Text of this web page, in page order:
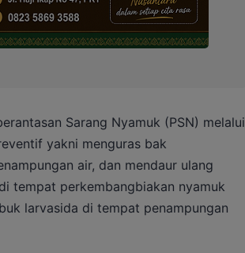
Sarang Nyamuk (PSN) melalui
yakni menguras bak
air, dan mendaur ulang
tempat perkembangbiakan nyamuk
larvasida di tempat penampungan